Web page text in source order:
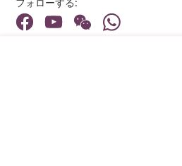
フォローする: